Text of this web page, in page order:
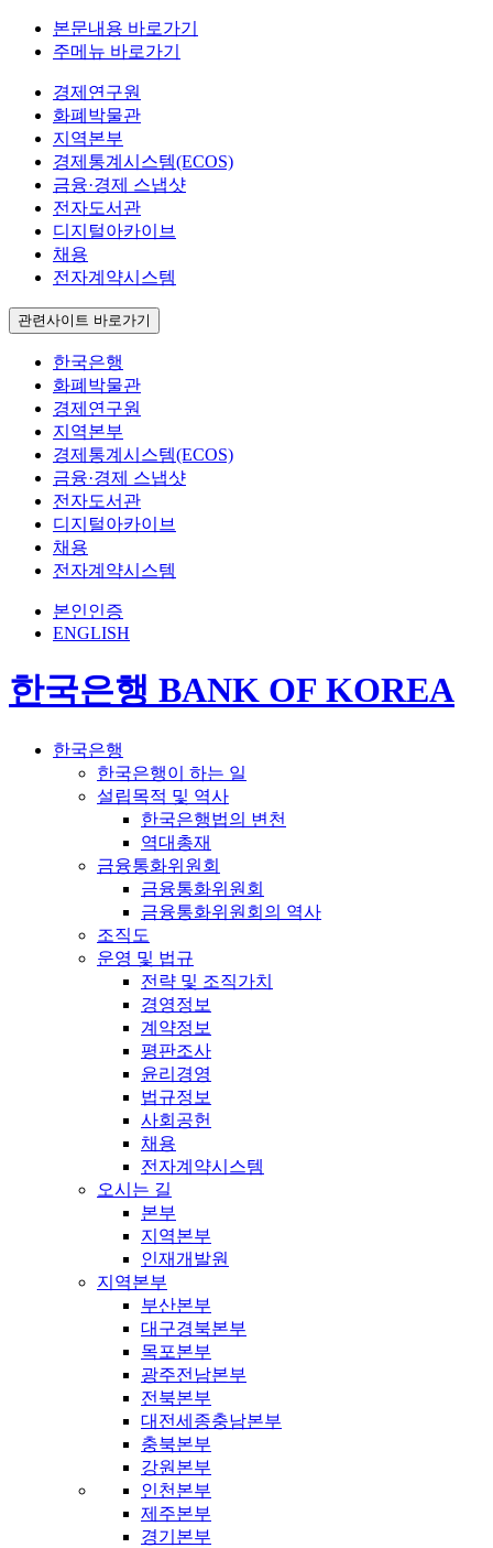
본문내용 바로가기
주메뉴 바로가기
경제연구원
화폐박물관
지역본부
경제통계시스템(ECOS)
금융·경제 스냅샷
전자도서관
디지털아카이브
채용
전자계약시스템
관련사이트 바로가기
한국은행
화폐박물관
경제연구원
지역본부
경제통계시스템(ECOS)
금융·경제 스냅샷
전자도서관
디지털아카이브
채용
전자계약시스템
본인인증
ENGLISH
한국은행 BANK OF KOREA
한국은행
한국은행이 하는 일
설립목적 및 역사
한국은행법의 변천
역대총재
금융통화위원회
금융통화위원회
금융통화위원회의 역사
조직도
운영 및 법규
전략 및 조직가치
경영정보
계약정보
평판조사
윤리경영
법규정보
사회공헌
채용
전자계약시스템
오시는 길
본부
지역본부
인재개발원
지역본부
부산본부
대구경북본부
목포본부
광주전남본부
전북본부
대전세종충남본부
충북본부
강원본부
인천본부
제주본부
경기본부